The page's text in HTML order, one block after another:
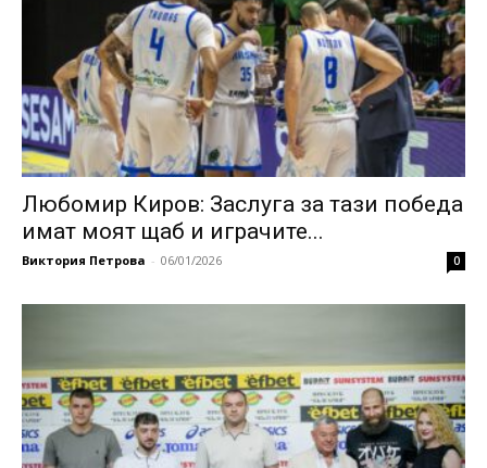
Любомир Киров: Заслуга за тази победа
имат моят щаб и играчите...
Виктория Петрова - 06/01/2026 0